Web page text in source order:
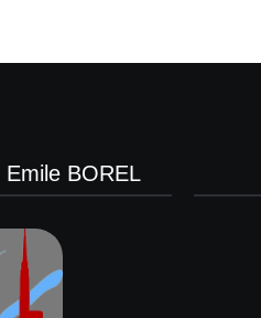
BOREL